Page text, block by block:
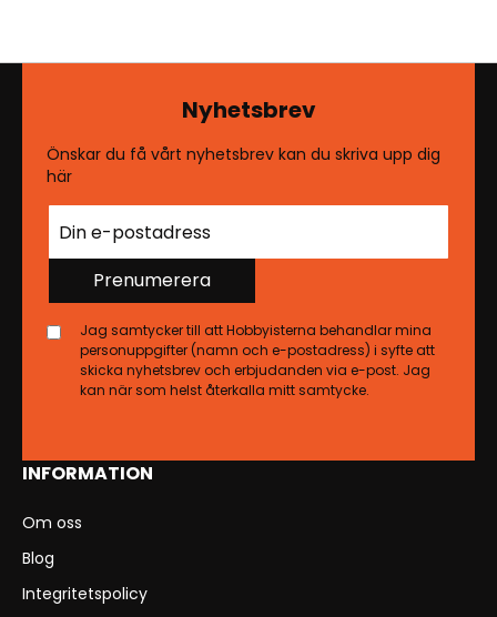
INFORMATION
Om oss
Blog
Integritetspolicy
Nyhetsbrev
Önskar du få vårt nyhetsbrev kan du skriva upp dig
här
Prenumerera
Jag samtycker till att Hobbyisterna behandlar mina
personuppgifter (namn och e-postadress) i syfte att
skicka nyhetsbrev och erbjudanden via e-post. Jag
kan när som helst återkalla mitt samtycke.